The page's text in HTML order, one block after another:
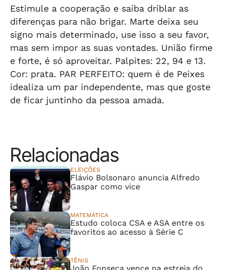
Estimule a cooperação e saiba driblar as
diferenças para não brigar. Marte deixa seu
signo mais determinado, use isso a seu favor,
mas sem impor as suas vontades. União firme
e forte, é só aproveitar. Palpites: 22, 94 e 13.
Cor: prata. PAR PERFEITO: quem é de Peixes
idealiza um par independente, mas que goste
de ficar juntinho da pessoa amada.
Relacionadas
ELEIÇÕES
Flávio Bolsonaro anuncia Alfredo
Gaspar como vice
MATEMÁTICA
Estudo coloca CSA e ASA entre os
favoritos ao acesso à Série C
TÊNIS